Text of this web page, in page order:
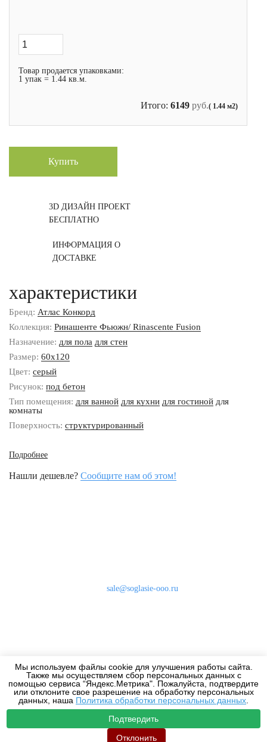
Товар продается упаковками:
1 упак = 1.44 кв.м.
Итого: 6149 руб.( 1.44 м2)
Купить
3D ДИЗАЙН ПРОЕКТ
БЕСПЛАТНО
ИНФОРМАЦИЯ О
ДОСТАВКЕ
характеристики
Бренд: Атлас Конкорд
Коллекция: Ринашенте Фьюжн/ Rinascente Fusion
Назначение: для пола для стен
Размер: 60x120
Цвет: серый
Рисунок: под бетон
Тип помещения: для ванной для кухни для гостиной для
комнаты
Поверхность: структурированный
Подробнее
Нашли дешевле? Сообщите нам об этом!
Мы используем файлы cookie для улучшения работы сайта.
Также мы осуществляем сбор персональных данных с
помощью сервиса “Яндекс.Метрика". Пожалуйста, подтвердите
или отклоните свое разрешение на обработку персональных
данных, наша Политика обработки персональных данных
Подтвердить
Отклонить
sale@soglasie-ooo.ru
Дизайнерам
2010-2026 - Все права защищены.